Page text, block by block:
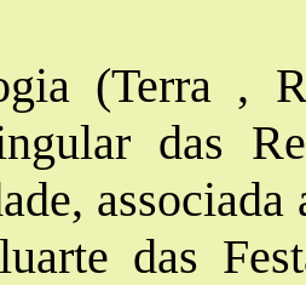
(Terra ,
das
das